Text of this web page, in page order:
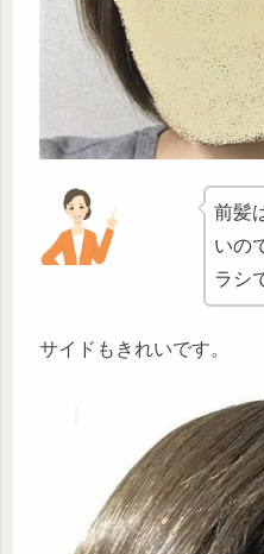
前髪
いの
ラシ
サイドもきれいです。